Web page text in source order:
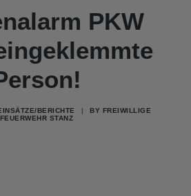
PKW
BERICHTE | BY FREIWILLIGE
FEUERWEHR STANZ